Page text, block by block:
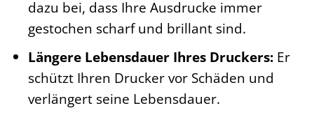
dazu bei, dass Ihre Ausdrucke immer
gestochen scharf und brillant sind.
Längere Lebensdauer Ihres Druckers:Er
schützt Ihren Drucker vor Schäden und
verlängert seine Lebensdauer.